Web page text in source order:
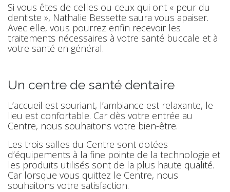
Si vous êtes de celles ou ceux qui ont « peur du
dentiste », Nathalie Bessette saura vous apaiser.
Avec elle, vous pourrez enfin recevoir les
traitements nécessaires à votre santé buccale et à
votre santé en général.
Un centre de santé dentaire
L’accueil est souriant, l’ambiance est relaxante, le
lieu est confortable. Car dès votre entrée au
Centre, nous souhaitons votre bien-être.
Les trois salles du Centre sont dotées
d’équipements à la fine pointe de la technologie et
les produits utilisés sont de la plus haute qualité.
Car lorsque vous quittez le Centre, nous
souhaitons votre satisfaction.